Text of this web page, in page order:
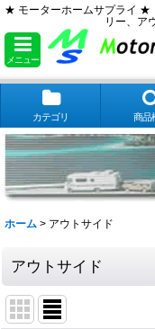
★ モーターホームサプライ ★
リー、ア
メニュー
カテゴリ 商品
ホーム > アウトサイド
アウトサイド